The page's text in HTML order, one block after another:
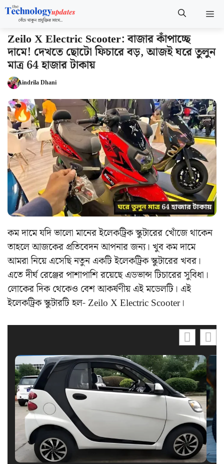
Skip
content
Zeilo X Electric Scooter: বাজার কাঁপাচ্ছে
দামে! দেখতে ছোটো ফিচারে বড়, আজই ঘরে তুলুন
মাত্র 64 হাজার টাকায়
Aindrila Dhani
কম দামে যদি ভালো মানের ইলেকট্রিক স্কুটারের খোঁজে থাকেন
তাহলে আজকের প্রতিবেদন আপনার জন্য। খুব কম দামে
আমরা নিয়ে এসেছি নতুন একটি ইলেকট্রিক স্কুটারের খবর।
এতে দীর্ঘ রেঞ্জের পাশাপাশি রয়েছে এডভান্স টিচারের সুবিধা।
লোকের দিক থেকেও বেশ আকর্ষণীয় এই মডেলটি। এই
ইলেকট্রিক স্কুটারটি হল- Zeilo X Electric Scooter।